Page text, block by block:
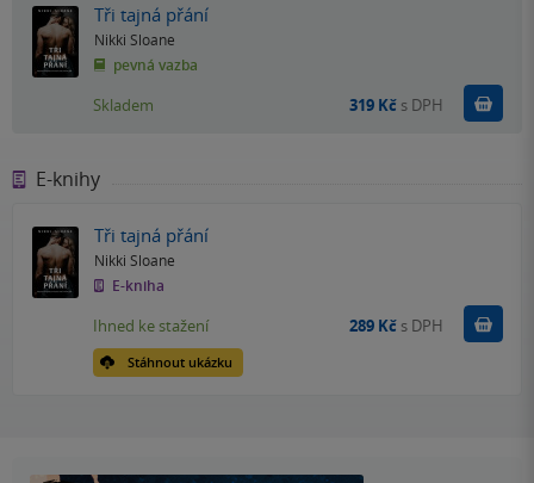
Tři tajná přání
Nikki Sloane
pevná vazba
Skladem 319 Kč s DPH
E-knihy
Tři tajná přání
Nikki Sloane
E-kniha
Stáhnout ukázku
Ihned ke stažení 289 Kč s DPH Koupit